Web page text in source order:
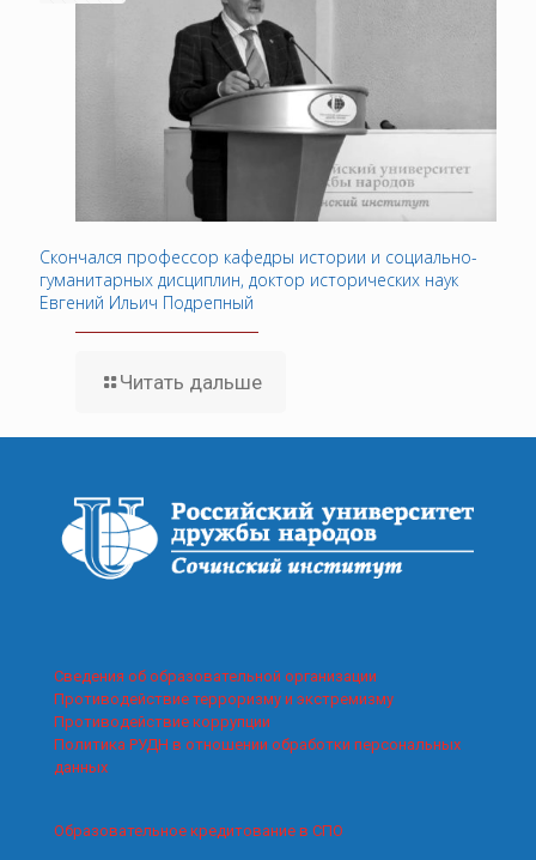
Скончался профессор кафедры истории и социально-
гуманитарных дисциплин, доктор исторических наук
Евгений Ильич Подрепный
Читать дальше
Сведения об образовательной организации
Противодействие терроризму и экстремизму
Противодействие коррупции
Политика РУДН в отношении обработки персональных
данных
Образовательное кредитование в СПО